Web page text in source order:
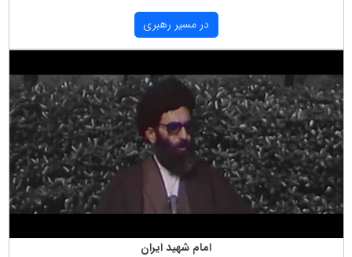
در مسیر رهبری
امام شهید ایران